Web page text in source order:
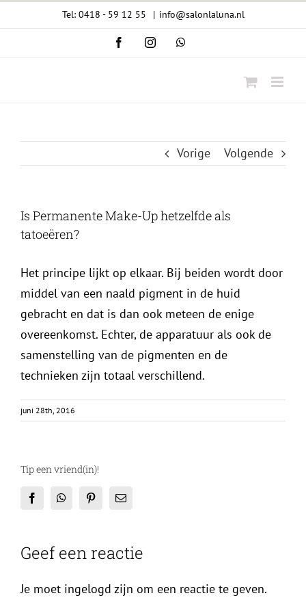
Tel: 0418 - 59 12 55 | info@salonlaluna.nl
FacebookInstagramWhatsApp
Vorige Volgende
Is Permanente Make-Up hetzelfde als
tatoeëren?
Het principe lijkt op elkaar. Bij beiden wordt door
middel van een naald pigment in de huid
gebracht en dat is dan ook meteen de enige
overeenkomst. Echter, de apparatuur als ook de
samenstelling van de pigmenten en de
technieken zijn totaal verschillend.
juni 28th, 2016
Tip een vriend(in)!
FacebookWhatsAppPinterestE-
Geef een reactie
Je moet ingelogd zijn om een reactie te geven.